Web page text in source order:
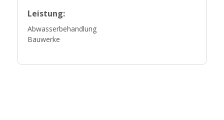
Leistung:
Abwasserbehandlung
Bauwerke